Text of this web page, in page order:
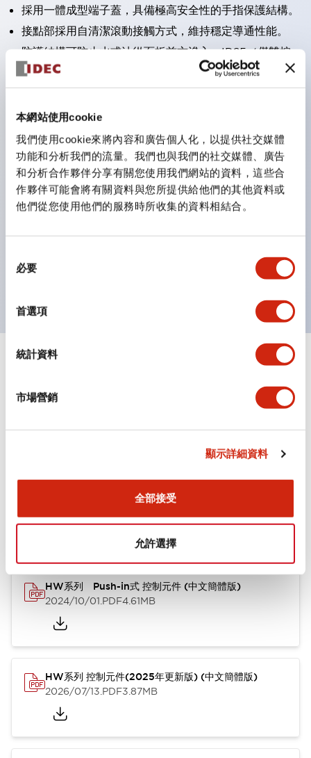
本網站使用cookie
我們使用cookie來將內容和廣告個人化，以提供社交媒體
功能和分析我們的流量。我們也與我們的社交媒體、廣告
和分析合作夥伴分享有關您使用我們網站的資料，這些合
作夥伴可能會將有關資料與您所提供給他們的其他資料或
他們從您使用他們的服務時所收集的資料相結合。
必要
首選項
統計資料
市場營銷
顯示詳細資料
全部接受
允許選擇
採用一體成型端子蓋，具備極高安全性的手指保護結構。
接點部採用自清潔滾動接觸方式，維持穩定導通性能。
防護結構可防止水或油從面板前方滲入：IP65（僅雙按
鈕開關為 IP40）。
三種功能集結於一顆開關。
完整支援全球各地需求的多種電壓規格。
一顆 LED 燈泡即可呈現六種顏色（LSRD 燈泡）。以往
需分色管理的 LED 燈泡，如今可用單一顆燈泡呈現多種
顏色。
示燈的亮燈/熄燈狀態，以及點燈時的顏色識別。
符合 ISO 3864-4 安全色規範：在危險或緊急狀況下，
顯示全部+
功能規格
文件和檔案
型錄和宣傳手冊
HW系列 Push-in式 控制元件 (中文簡體版)
2024/10/01.PDF4.61MB
HW系列 控制元件(2025年更新版) (中文簡體版)
2026/07/13.PDF3.87MB